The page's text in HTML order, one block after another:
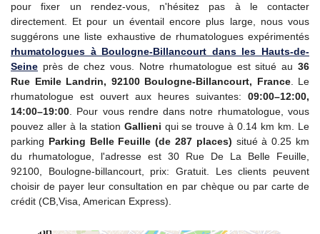
pour fixer un rendez-vous, n'hésitez pas à le contacter
directement. Et pour un éventail encore plus large, nous vous
suggérons une liste exhaustive de rhumatologues expérimentés
rhumatologues à Boulogne-Billancourt dans les Hauts-de-
Seine près de chez vous. Notre rhumatologue est situé au 36
Rue Emile Landrin, 92100 Boulogne-Billancourt, France. Le
rhumatologue est ouvert aux heures suivantes: 09:00–12:00,
14:00–19:00 . Pour vous rendre dans notre rhumatologue, vous
pouvez aller à la station Gallieni qui se trouve à 0.14 km km. Le
parking Parking Belle Feuille (de 287 places) situé à 0.25 km
du rhumatologue, l'adresse est 30 Rue De La Belle Feuille,
92100, Boulogne-billancourt, prix: Gratuit. Les clients peuvent
choisir de payer leur consultation en par chèque ou par carte de
crédit (CB,Visa, American Express).